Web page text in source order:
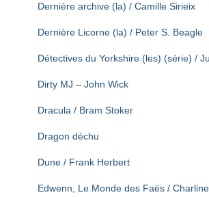
Dernière archive (la) / Camille Sirieix
Dernière Licorne (la) / Peter S. Beagle
Détectives du Yorkshire (les) (série) /
Dirty MJ – John Wick
Dracula / Bram Stoker
Dragon déchu
Dune / Frank Herbert
Edwenn, Le Monde des Faës /